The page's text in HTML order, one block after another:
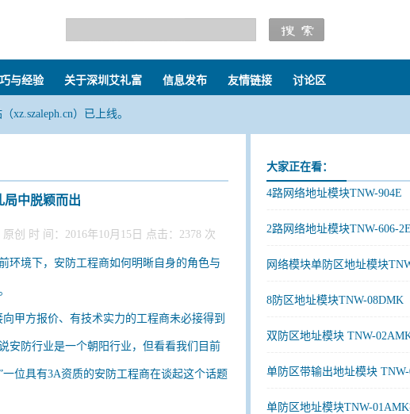
与经验 关于深圳艾礼富 信息发布 友情链接 讨论区
xz.szaleph.cn）已上线。
局中脱颖而出
创 时 间：2016年10月15日 点击：2378 次
环境下，安防工程商如何明晰自身的角色与
甲方报价、有技术实力的工程商未必接得到
防行业是一个朝阳行业，但看看我们目前
位具有3A资质的安防工程商在谈起这个话题
大家正在看：
4路网络地址模块TNW-904E
2路网络地址模块TNW-606-2E
网络模块单防区地址模块
8防区地址模块TNW-08DMK
双防区地址模块 TNW-
单防区带输出地址模块
单防区地址模块TNW-